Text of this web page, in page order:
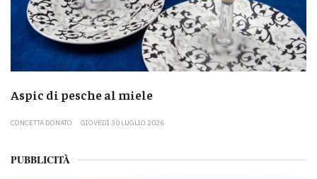
Aspic di pesche al miele
CONCETTA DONATO GIOVEDÌ 30 LUGLIO 2026
PUBBLICITÀ